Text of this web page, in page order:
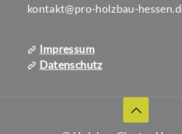
kontakt@pro-holzbau-
Impressum
Datenschutz